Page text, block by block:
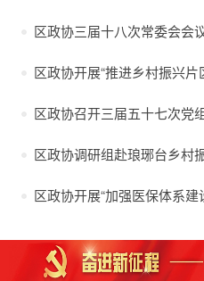
区政协召开三届五十七次党
区政协调研组赴琅琊台乡村